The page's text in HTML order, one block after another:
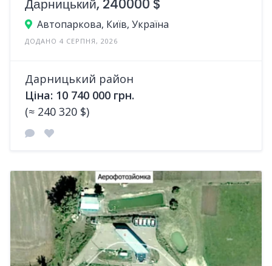
Дарницький, 240000 $
Автопаркова, Київ, Україна
ДОДАНО 4 СЕРПНЯ, 2026
Дарницький район
Ціна: 10 740 000 грн.
(≈ 240 320 $)